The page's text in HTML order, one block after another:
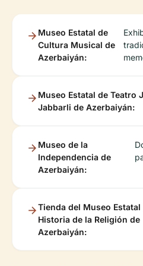
Museo Estatal de
Cultura Musical de
Azerbaiyán:
Museo Estatal de Teatro
Jabbarli de Azerbaiyán:
Museo de la
Independencia de
Azerbaiyán:
Tienda del Museo Estatal
Historia de la Religión de
Azerbaiyán: